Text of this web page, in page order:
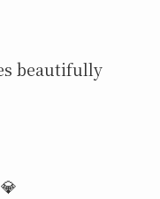
beautifully